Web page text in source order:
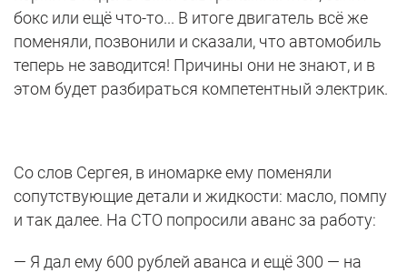
бокс или ещё что-то... В итоге двигатель всё же
поменяли, позвонили и сказали, что автомобиль
теперь не заводится! Причины они не знают, и в
этом будет разбираться компетентный электрик.
Со слов Сергея, в иномарке ему поменяли
сопутствующие детали и жидкости: масло, помпу
и так далее. На СТО попросили аванс за работу:
— Я дал ему 600 рублей аванса и ещё 300 — на